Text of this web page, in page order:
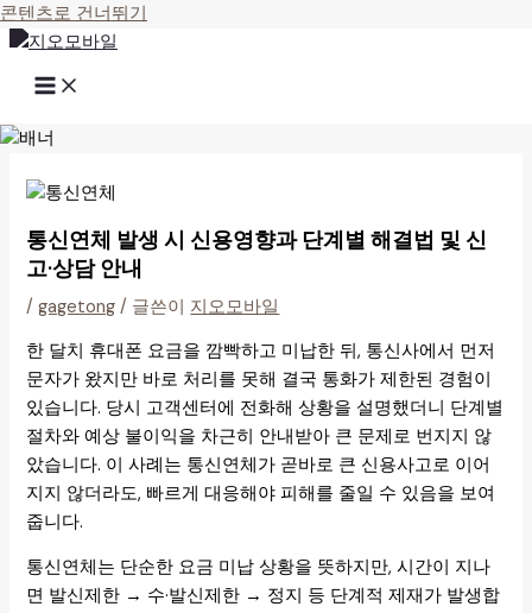
콘텐츠로 건너뛰기
통신연체 발생 시 신용영향과 단계별 해결법 및 신
고·상담 안내
/gagetong / 글쓴이 지오모바일
한 달치 휴대폰 요금을 깜빡하고 미납한 뒤, 통신사에서 먼저
문자가 왔지만 바로 처리를 못해 결국 통화가 제한된 경험이
있습니다. 당시 고객센터에 전화해 상황을 설명했더니 단계별
절차와 예상 불이익을 차근히 안내받아 큰 문제로 번지지 않
았습니다. 이 사례는 통신연체가 곧바로 큰 신용사고로 이어
지지 않더라도, 빠르게 대응해야 피해를 줄일 수 있음을 보여
줍니다.
통신연체는 단순한 요금 미납 상황을 뜻하지만, 시간이 지나
면 발신제한 → 수·발신제한 → 정지 등 단계적 제재가 발생합